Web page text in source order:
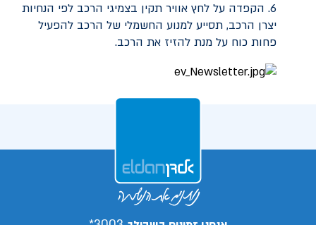
6. הקפדה על לחץ אוויר תקין בצמיגי הרכב לפי הנחיות
יצרן הרכב, תסייע למנוע החשמלי של הרכב להפעיל
פחות כוח על מנת להזיז את הרכב.